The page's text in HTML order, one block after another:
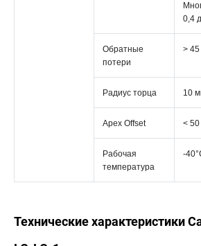
0,4
Обратные
потери
>
Радиус торца 10
Apex Offset <
Рабочая
температура
-
Технические характеристики